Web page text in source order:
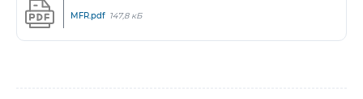
MFR.pdf 147,8 кБ